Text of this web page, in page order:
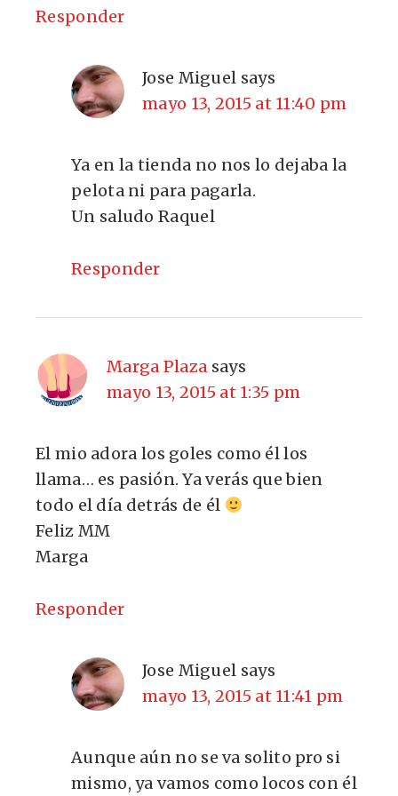
Responder
Jose Miguel says
mayo 13, 2015 at 11:40 pm
Ya en la tienda no nos lo dejaba la
pelota ni para pagarla.
Un saludo Raquel
Responder
Marga Plaza says
mayo 13, 2015 at 1:35 pm
El mio adora los goles como él los
llama… es pasión. Ya verás que bien
todo el día detrás de él
Feliz MM
Marga
Responder
Jose Miguel says
mayo 13, 2015 at 11:41 pm
Aunque aún no se va solito pro si
mismo, ya vamos como locos con él